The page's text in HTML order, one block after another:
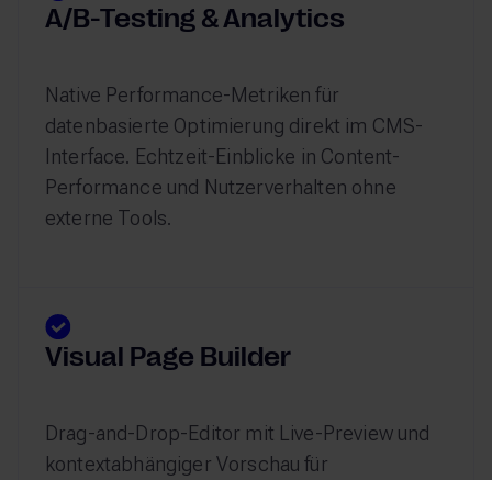
A/B-Testing & Analytics
Native Performance-Metriken für
datenbasierte Optimierung direkt im CMS-
Interface. Echtzeit-Einblicke in Content-
Performance und Nutzerverhalten ohne
externe Tools.
Visual Page Builder
Drag-and-Drop-Editor mit Live-Preview und
kontextabhängiger Vorschau für